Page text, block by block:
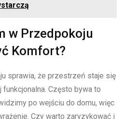
w Przedpokoju
Komfort?
sprawia, że przestrzeń staje się
Często⁤ bywa to
po wejściu ⁢do domu, więc
Czy warto zaryzykować i